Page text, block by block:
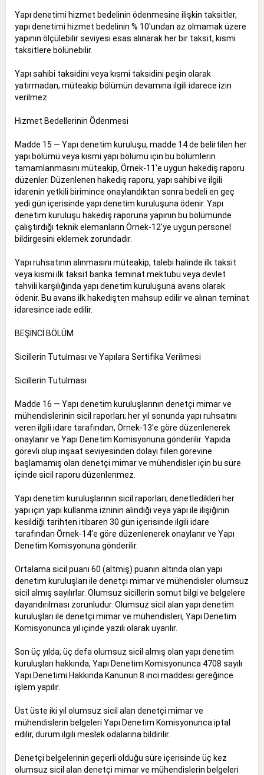
Yapı denetimi hizmet bedelinin ödenmesine ilişkin taksitler,
yapı denetimi hizmet bedelinin % 10'undan az olmamak üzere
yapının ölçülebilir seviyesi esas alınarak her bir taksit, kısmi
taksitlere bölünebilir.
Yapı sahibi taksidini veya kısmi taksidini peşin olarak
yatırmadan, müteakip bölümün devamına ilgili idarece izin
verilmez.
Hizmet Bedellerinin Ödenmesi
Madde 15 — Yapı denetim kuruluşu, madde 14 de belirtilen her
yapı bölümü veya kısmi yapı bölümü için bu bölümlerin
tamamlanmasını müteakip, Örnek-11'e uygun hakediş raporu
düzenler. Düzenlenen hakediş raporu, yapı sahibi ve ilgili
idarenin yetkili birimince onaylandıktan sonra bedeli en geç
yedi gün içerisinde yapı denetim kuruluşuna ödenir. Yapı
denetim kuruluşu hakediş raporuna yapının bu bölümünde
çalıştırdığı teknik elemanların Örnek-12'ye uygun personel
bildirgesini eklemek zorundadır.
Yapı ruhsatının alınmasını müteakip, talebi halinde ilk taksit
veya kısmi ilk taksit banka teminat mektubu veya devlet
tahvili karşılığında yapı denetim kuruluşuna avans olarak
ödenir. Bu avans ilk hakedişten mahsup edilir ve alınan teminat
idaresince iade edilir.
BEŞİNCİ BÖLÜM
Sicillerin Tutulması ve Yapılara Sertifika Verilmesi
Sicillerin Tutulması
Madde 16 — Yapı denetim kuruluşlarının denetçi mimar ve
mühendislerinin sicil raporları; her yıl sonunda yapı ruhsatını
veren ilgili idare tarafından, Örnek-13'e göre düzenlenerek
onaylanır ve Yapı Denetim Komisyonuna gönderilir. Yapıda
görevli olup inşaat seviyesinden dolayı fiilen görevine
başlamamış olan denetçi mimar ve mühendisler için bu süre
içinde sicil raporu düzenlenmez.
Yapı denetim kuruluşlarının sicil raporları; denetledikleri her
yapı için yapı kullanma izninin alındığı veya yapı ile ilişiğinin
kesildiği tarihten itibaren 30 gün içerisinde ilgili idare
tarafından Örnek-14'e göre düzenlenerek onaylanır ve Yapı
Denetim Komisyonuna gönderilir.
Ortalama sicil puanı 60 (altmış) puanın altında olan yapı
denetim kuruluşları ile denetçi mimar ve mühendisler olumsuz
sicil almış sayılırlar. Olumsuz sicillerin somut bilgi ve belgelere
dayandırılması zorunludur. Olumsuz sicil alan yapı denetim
kuruluşları ile denetçi mimar ve mühendisleri, Yapı Denetim
Komisyonunca yıl içinde yazılı olarak uyarılır.
Son üç yılda, üç defa olumsuz sicil almış olan yapı denetim
kuruluşları hakkında, Yapı Denetim Komisyonunca 4708 sayılı
Yapı Denetimi Hakkında Kanunun 8 inci maddesi gereğince
işlem yapılır.
Üst üste iki yıl olumsuz sicil alan denetçi mimar ve
mühendislerin belgeleri Yapı Denetim Komisyonunca iptal
edilir, durum ilgili meslek odalarına bildirilir.
Denetçi belgelerinin geçerli olduğu süre içerisinde üç kez
olumsuz sicil alan denetçi mimar ve mühendislerin belgeleri